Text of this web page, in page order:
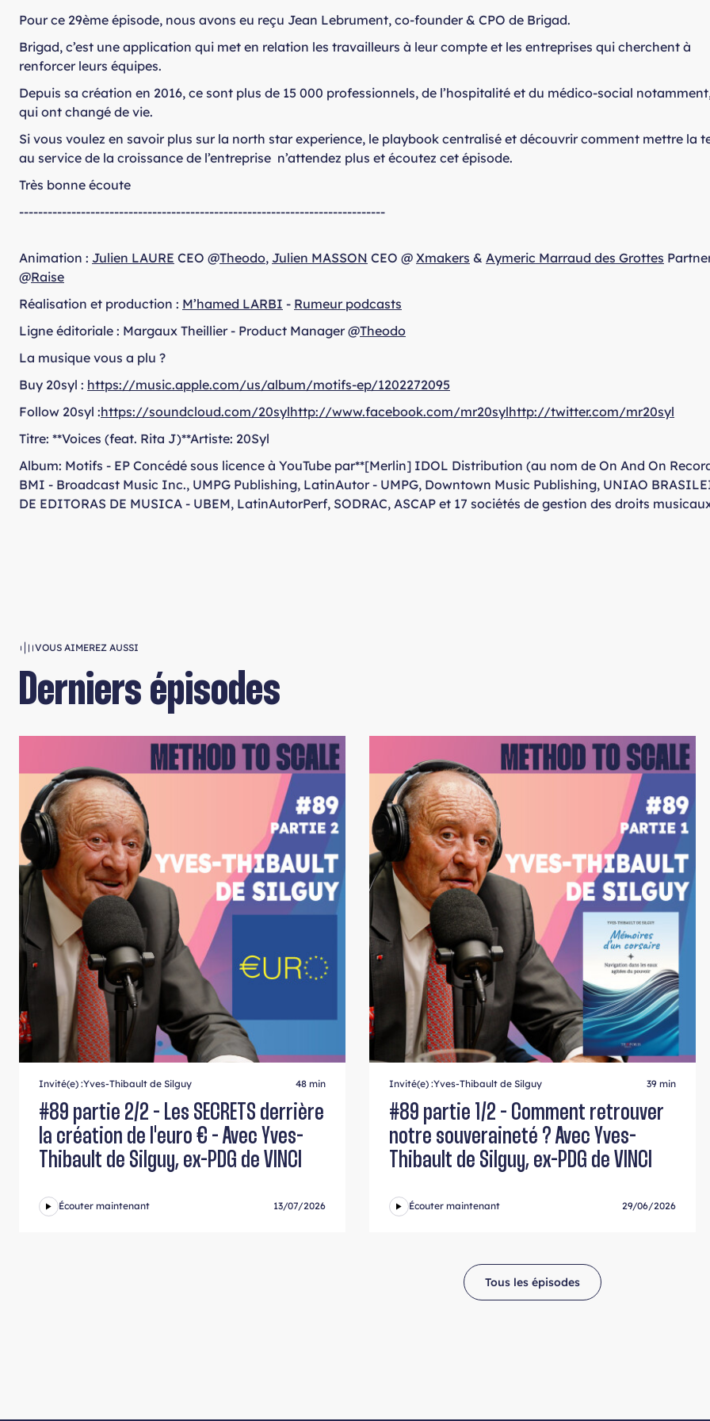
Pour ce 29ème épisode, nous avons eu reçu Jean Lebrument, co-founder & CPO de Brigad.
Brigad, c’est une application qui met en relation les travailleurs à leur compte et les entreprises qui cherchent à
renforcer leurs équipes.
Depuis sa création en 2016, ce sont plus de 15 000 professionnels, de l’hospitalité et du médico-social notamment,
qui ont changé de vie.
Si vous voulez en savoir plus sur la north star experience, le playbook centralisé et découvrir comment mettre la
au service de la croissance de l’entreprise n’attendez plus et écoutez cet épisode.
Très bonne écoute
-----------------------------------------------------------------------------
Animation : Julien LAURE CEO @Theodo, Julien MASSON CEO @ Xmakers & Aymeric Marraud des Grottes
@Raise
Réalisation et production : M’hamed LARBI - Rumeur podcasts
Ligne éditoriale : Margaux Theillier - Product Manager @Theodo
La musique vous a plu ?
Buy 20syl : https://music.apple.com/us/album/motifs-ep/1202272095
Follow 20syl :https://soundcloud.com/20sylhttp://www.facebook.com/mr20sylhttp://twitter.com/mr20syl
Titre: **Voices (feat. Rita J)**Artiste: 20Syl
Album: Motifs - EP Concédé sous licence à YouTube par**[Merlin] IDOL Distribution (au nom de On And On
BMI - Broadcast Music Inc., UMPG Publishing, LatinAutor - UMPG, Downtown Music Publishing, UNIAO
DE EDITORAS DE MUSICA - UBEM, LatinAutorPerf, SODRAC, ASCAP et 17 sociétés de gestion des droits
VOUS AIMEREZ AUSSI
Derniers épisodes
Invité(e) :Yves-Thibault de Silguy 48 min
#89 partie 2/2 - Les SECRETS derrière
la création de l'euro € - Avec Yves-
Thibault de Silguy, ex-PDG de VINCI
Écouter maintenant 13/07/2026
Invité(e) :Yves-Thibault de Silguy 39 min
#89 partie 1/2 - Comment retrouver
notre souveraineté ? Avec Yves-
Thibault de Silguy, ex-PDG de VINCI
Écouter maintenant 29/06/2026
Tous les épisodes